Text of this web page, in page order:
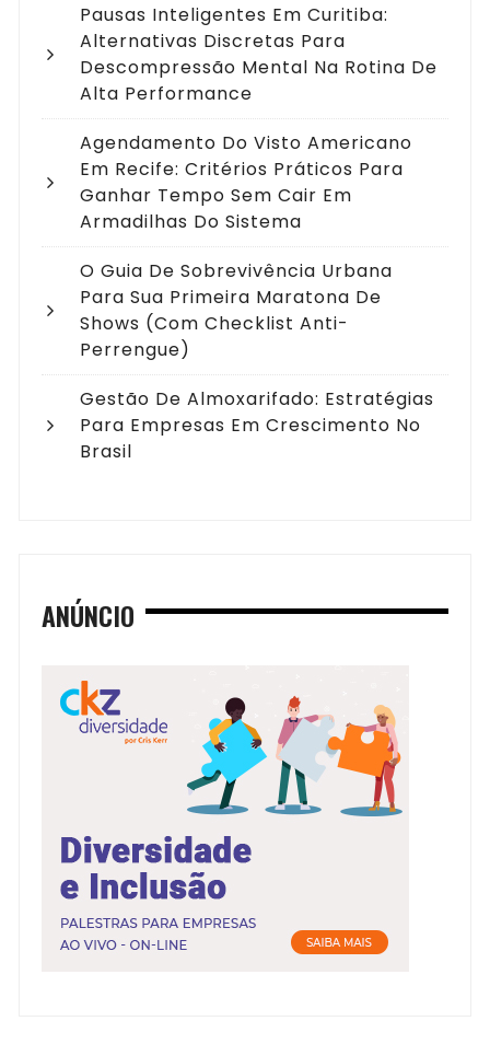
Pausas Inteligentes Em Curitiba:
Alternativas Discretas Para
Descompressão Mental Na Rotina De
Alta Performance
Agendamento Do Visto Americano
Em Recife: Critérios Práticos Para
Ganhar Tempo Sem Cair Em
Armadilhas Do Sistema
O Guia De Sobrevivência Urbana
Para Sua Primeira Maratona De
Shows (com Checklist Anti-
Perrengue)
Gestão De Almoxarifado: Estratégias
Para Empresas Em Crescimento No
Brasil
ANÚNCIO